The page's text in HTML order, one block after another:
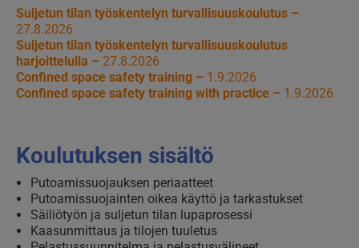
Suljetun tilan työskentelyn turvallisuuskoulutus –
27.8.2026
Suljetun tilan työskentelyn turvallisuuskoulutus
harjoittelulla – 27.8.2026
Confined space safety training – 1.9.2026
Confined space safety training with practice – 1.9.2026
Koulutuksen sisältö
Putoamissuojauksen periaatteet
Putoamissuojainten oikea käyttö ja tarkastukset
Säiliötyön ja suljetun tilan lupaprosessi
Kaasunmittaus ja tilojen tuuletus